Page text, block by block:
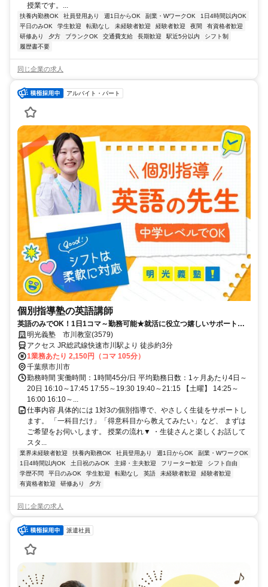
授業です。...
扶養内勤務OK 社員登用あり 週1日からOK 副業・WワークOK
1日4時間以内OK
平日のみOK
学生歓迎 転勤なし 未経験者歓迎 経験者歓迎 夜間
有資格者歓迎
研修あり
夕方 ブランクOK 交通費支給 長期歓迎 駅近5分以内
シフト制
履歴書不要
同じ企業の求人
アルバイト・パート
個別指導塾の英語講師
英語のみでOK！1日1コマ～勤務可能★就活に役立つ嬉しいサポートも
◎ミドル・シニアも活躍中
明光義塾 市川教室(3579)
アクセス JR総武線快速市川駅より 徒歩約3分
1業務あたり 2,150円（コマ 105分）
千葉県市川市
勤務時間 実働時間：1時間45分/日 平均勤務日数：1ヶ月あたり4日～
20日 16:10～17:45 17:55～19:30 19:40～21:15 【土曜】 14:25～
16:00 16:10～...
仕事内容 具体的には 1対3の個別指導で、やさしく生徒をサポートし
ます。 「一科目だけ」「得意科目から教えてみたい」など、 まずは
ご希望をお伺いします。 授業の流れ▼ ・生徒さんと楽しくお話して
スタ...
業界未経験者歓迎 扶養内勤務OK 社員登用あり 週1日からOK
副業・WワークOK
1日4時間以内OK
土日祝のみOK 主婦・主夫歓迎 フリーター歓迎
シフト自由
学歴不問
平日のみOK 学生歓迎 転勤なし 英語 未経験者歓迎
経験者歓迎
有資格者歓迎
研修あり 夕方
同じ企業の求人
派遣社員